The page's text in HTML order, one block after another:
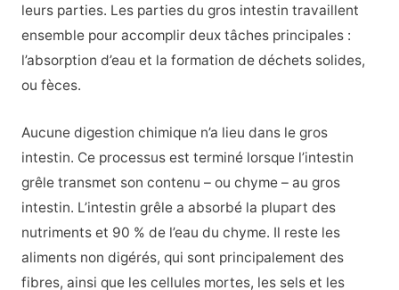
leurs parties. Les parties du gros intestin travaillent
ensemble pour accomplir deux tâches principales :
l’absorption d’eau et la formation de déchets solides,
ou fèces.
Aucune digestion chimique n’a lieu dans le gros
intestin. Ce processus est terminé lorsque l’intestin
grêle transmet son contenu – ou chyme – au gros
intestin. L’intestin grêle a absorbé la plupart des
nutriments et 90 % de l’eau du chyme. Il reste les
aliments non digérés, qui sont principalement des
fibres, ainsi que les cellules mortes, les sels et les